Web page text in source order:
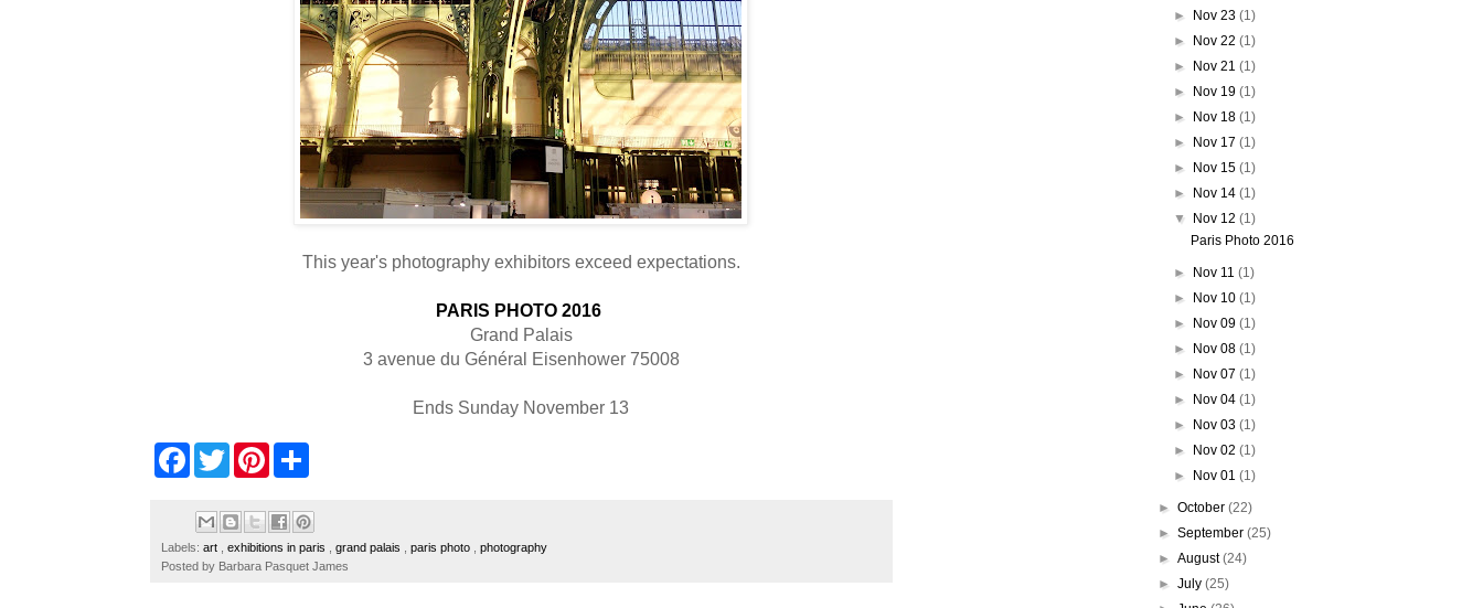
This year's photography exhibitors exceed expectations.
PARIS PHOTO 2016
Grand Palais
3 avenue du Général Eisenhower 75008
Ends Sunday November 13
o
k
w
t
s
e
Labels: art , exhibitions in paris , grand palais , paris photo , photography
Posted by Barbara Pasquet James
►
Nov 23(1)
►
Nov 22(1)
►
Nov 21(1)
►
Nov 19(1)
►
Nov 18(1)
►
Nov 17(1)
►
Nov 15(1)
►
Nov 14(1)
▼
Nov 12(1)
Paris Photo 2016
► Nov 11(1)
►
Nov 10(1)
►
Nov 09(1)
►
Nov 08(1)
►
Nov 07(1)
►
Nov 04(1)
►
Nov 03(1)
►
Nov 02(1)
►
Nov 01(1)
► October (22)
► September (25)
► August(24)
► July (25)